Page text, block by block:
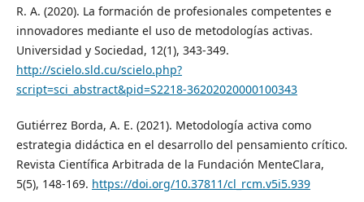
R. A. (2020). La formación de profesionales competentes e
innovadores mediante el uso de metodologías activas.
Universidad y Sociedad, 12(1), 343-349.
http://scielo.sld.cu/scielo.php?
script=sci_abstract&pid=S2218-36202020000100343
Gutiérrez Borda, A. E. (2021). Metodología activa como
estrategia didáctica en el desarrollo del pensamiento crítico.
Revista Científica Arbitrada de la Fundación MenteClara,
5(5), 148-169. https://doi.org/10.37811/cl_rcm.v5i5.939